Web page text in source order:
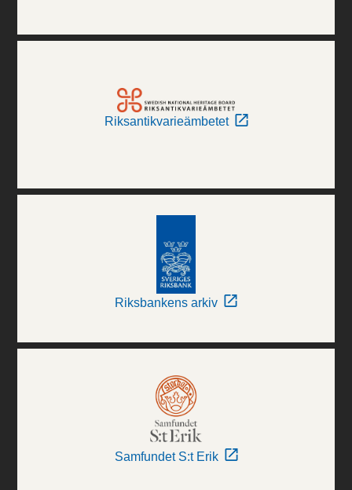
Riksantikvarieämbetet
Riksbankens arkiv
Samfundet S:t Erik